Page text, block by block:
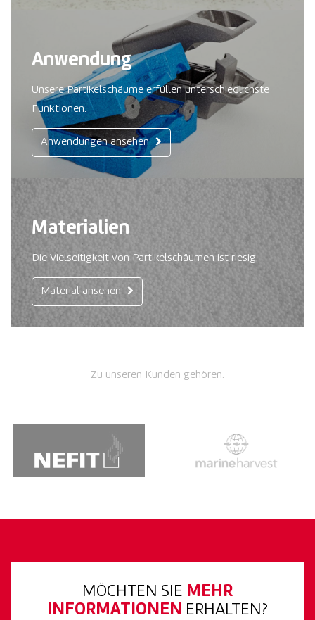
Anwendung
Unsere Partikelschäume erfüllen unterschiedlichste
Funktionen.
Anwendungen ansehen
Materialien
Die Vielseitigkeit von Partikelschäumen ist riesig.
Material ansehen
Zu unseren Kunden gehören:
MÖCHTEN SIE MEHR
INFORMATIONEN ERHALTEN?